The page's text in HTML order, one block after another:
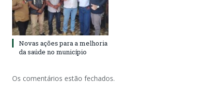
Novas ações para a melhoria
da saúde no município
Os comentários estão fechados.